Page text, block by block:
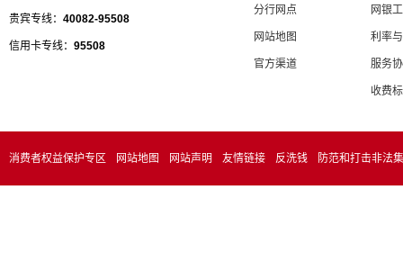
贵宾专线： 40082-95508
信用卡专线： 95508
分行网点
网站地图
官方渠道
网银
利率
服务
收费
消费者权益保护专区 网站地图 网站声明 友情链接 反洗钱 防范和打击非法